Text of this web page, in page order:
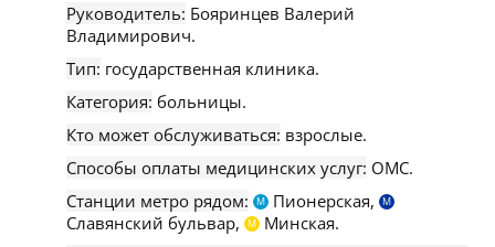
Руководитель: Бояринцев Валерий
Владимирович.
Тип: государственная клиника.
Категория: больницы.
Кто может обслуживаться: взрослые.
Способы оплаты медицинских услуг: ОМС.
Станции метро рядом:
М Пионерская, М
Славянский бульвар, М
Минская.